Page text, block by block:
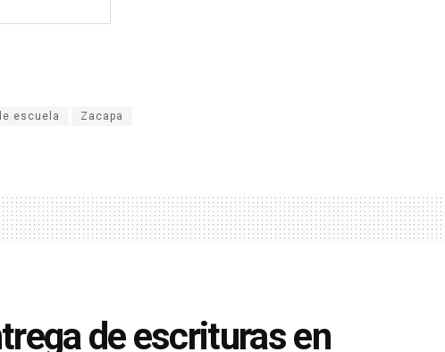
escuela Zacapa
de escrituras en